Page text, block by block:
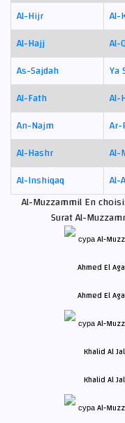
Al-Hijr
Al-
Al-Hajj
Al-
As-Sajdah
Ya
Al-Fath
Al-
An-Najm
Al-Hashr
Al-
Al-Inshiqaq
Al-
Al-Muzzammil En
Surat Al-
Ahmed El
Khalid Al